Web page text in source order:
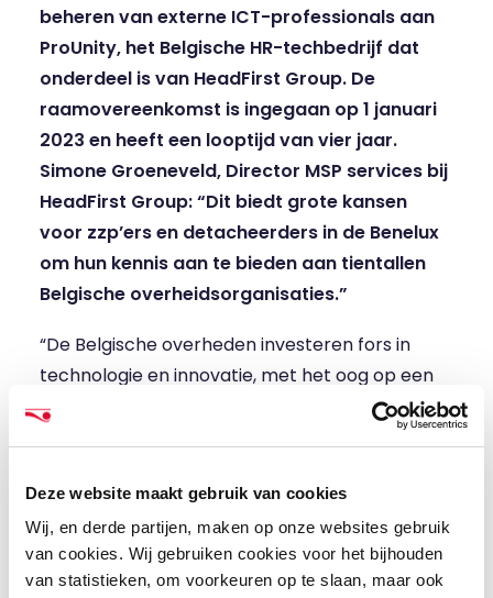
Deze website maakt gebruik van cookies
Wij, en derde partijen, maken op onze websites gebruik
van cookies. Wij gebruiken cookies voor het bijhouden
van statistieken, om voorkeuren op te slaan, maar ook
beheren van externe ICT-professionals aan
ProUnity, het Belgische HR-techbedrijf dat
onderdeel is van HeadFirst Group. De
raamovereenkomst is ingegaan op 1 januari
2023 en heeft een looptijd van vier jaar.
Simone Groeneveld, Director MSP services bij
HeadFirst Group: “Dit biedt grote kansen
voor zzp’ers en detacheerders in de Benelux
om hun kennis aan te bieden aan tientallen
Belgische overheidsorganisaties.”
“De Belgische overheden investeren fors in
technologie en innovatie, met het oog op een
betere dienstverlening aan burgers en
ondernemingen. Om dit te ondersteunen gaat
medewerkers. Tegelijk vullen we onze
projecten en diensten aan met tijdelijke ICT-
expertise. Met ProUnity geven we een grote
groep professionals een toegangspoort te